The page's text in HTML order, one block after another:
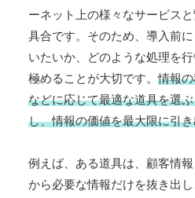
ーネット上の様々なサービス
具合です。そのため、導入前
いたいか、どのような処理を
極めることが大切です。情報
などに応じて最適な道具を選
し、情報の価値を最大限に引
例えば、ある道具は、顧客情
から必要な情報だけを抜き出